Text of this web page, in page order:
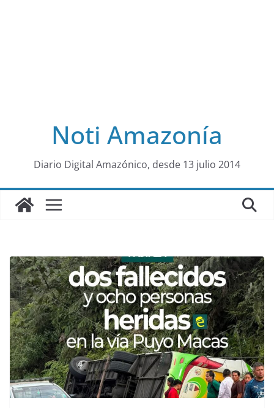
al
Noti Amazonía
Diario Digital Amazónico, desde 13 julio 2014